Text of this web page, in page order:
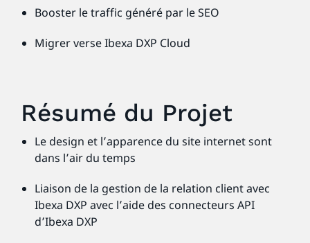
Booster le traffic généré par le SEO
Migrer verse Ibexa DXP Cloud
Résumé du Projet
Le design et l’apparence du site internet sont
dans l’air du temps
Liaison de la gestion de la relation client avec
Ibexa DXP avec l’aide des connecteurs API
d’Ibexa DXP